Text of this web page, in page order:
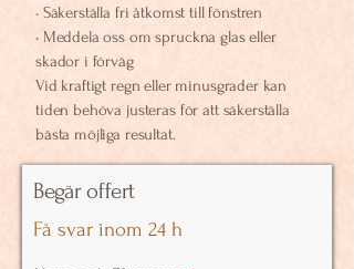
• Säkerställa fri åtkomst till fönstren
• Meddela oss om spruckna glas eller
skador i förväg
Vid kraftigt regn eller minusgrader kan
tiden behöva justeras för att säkerställa
bästa möjliga resultat.
Begär offert
Få svar inom 24 h